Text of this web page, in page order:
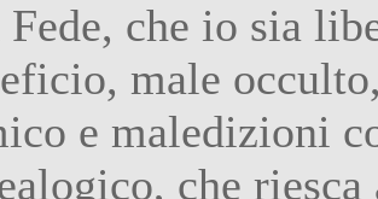
Fede, che io sia
male
e maledizioni
che